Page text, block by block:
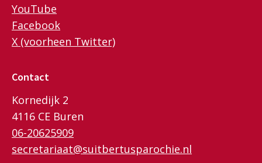
YouTube
Facebook
X (voorheen Twitter)
Contact
Kornedijk 2
4116 CE Buren
06-20625909
secretariaat@suitbertusparochie.nl